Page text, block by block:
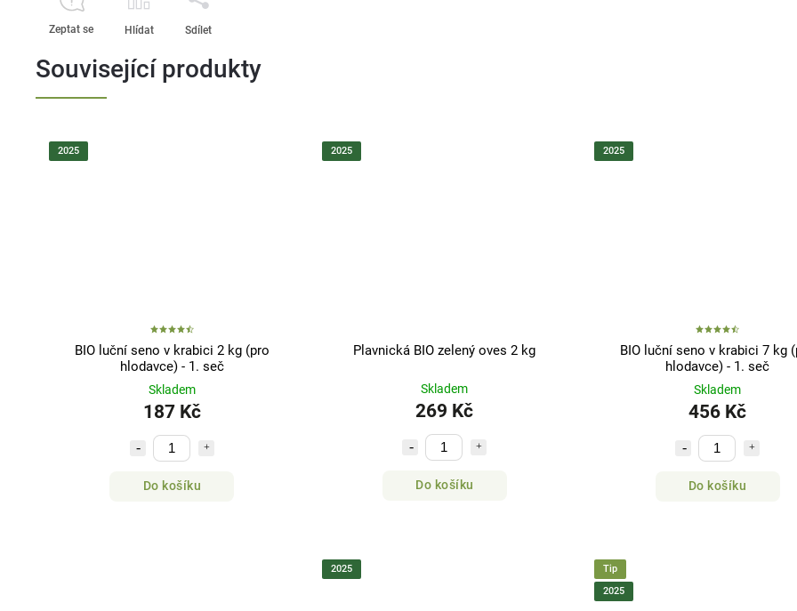
Zeptat se Hlídat Sdílet
Související produkty
2025
BIO luční seno v krabici 2 kg (pro
hlodavce) - 1. seč
Skladem
187 Kč
Do košíku
2025
Plavnická BIO zelený oves 2 kg
Skladem
269 Kč
Do košíku
2025
BIO luční seno v krabici 7 kg
hlodavce) - 1. seč
Skladem
456 Kč
Do košíku
2025
Tip
2025